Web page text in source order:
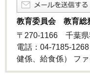
教育委員会 教育
〒270-1166 千葉県
電話：04-7185-
健係、給食係） フ